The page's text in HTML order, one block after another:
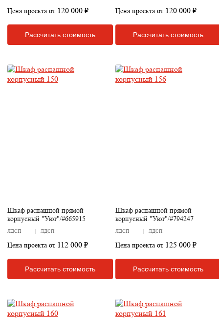
Цена проекта от 120 000 ₽
Рассчитать стоимость
Цена проекта от 120 000 ₽
Рассчитать стоимость
Шкаф распашной прямой
корпусный "Уют"/#665915
ЛДСП ЛДСП
Цена проекта от 112 000 ₽
Рассчитать стоимость
Шкаф распашной прямой
корпусный "Уют"/#794247
ЛДСП ЛДСП
Цена проекта от 125 000 ₽
Рассчитать стоимость